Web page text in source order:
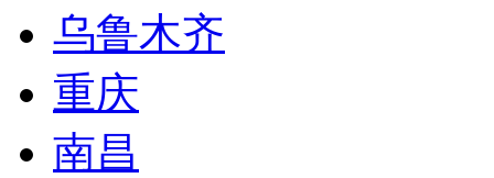
乌鲁木齐
重庆
南昌